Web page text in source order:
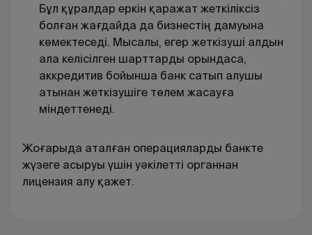
Бұл құралдар еркін қаражат жеткіліксіз
болған жағдайда да бизнестің дамуына
көмектеседі. Мысалы, егер жеткізуші алдын
ала келісілген шарттарды орындаса,
аккредитив бойынша банк сатып алушы
атынан жеткізушіге төлем жасауға
міндеттенеді.
Жоғарыда аталған операцияларды банкте
жүзеге асыруы үшін уәкілетті органнан
лицензия алу қажет.